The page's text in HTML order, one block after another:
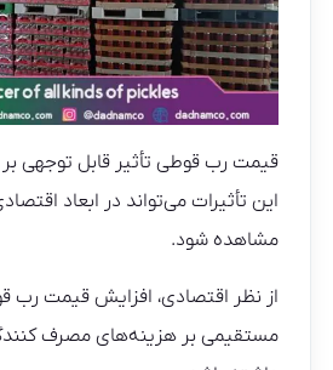
قیمت رب قوطی تأثیر قابل توجهی بر
این تأثیرات می‌تواند در ابعاد
مشاهده شود.
از نظر اقتصادی، افزایش قیمت رب
مستقیمی بر هزینه‌های مصرف